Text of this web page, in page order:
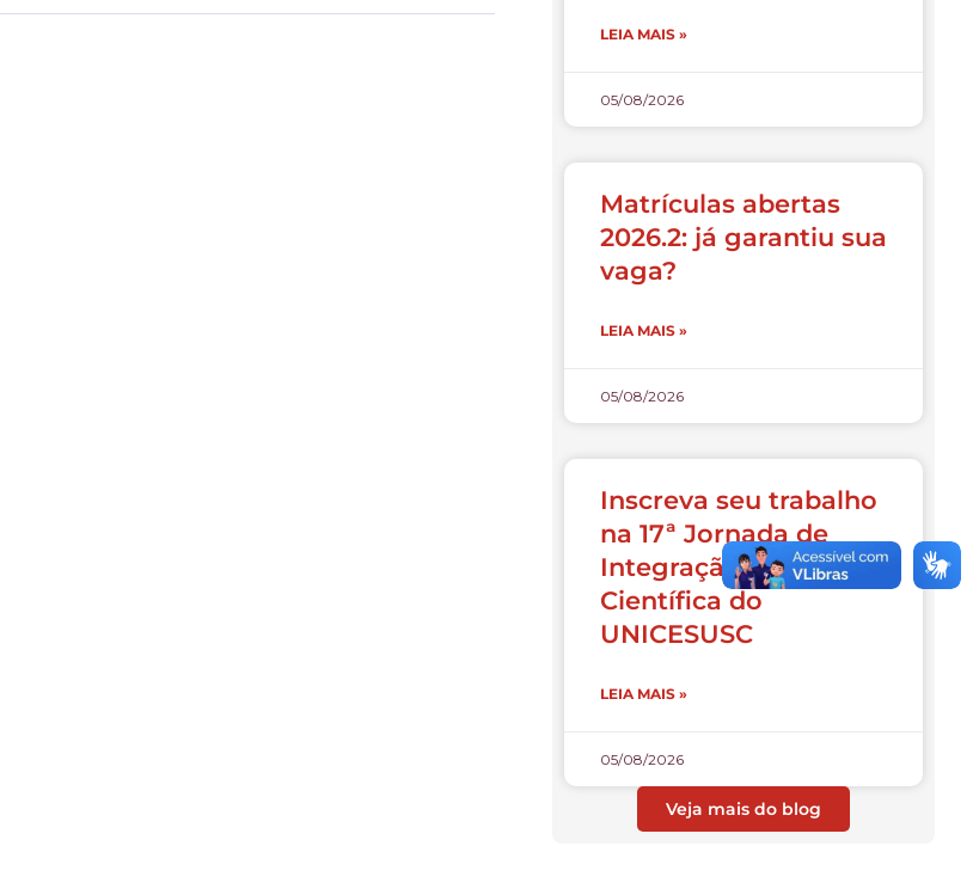
LEIA MAIS »
05/08/2026
Matrículas abertas
2026.2: já garantiu sua
vaga?
LEIA MAIS »
05/08/2026
Inscreva seu trabalho
na 17ª Jornada de
Integração e Iniciação
Científica do
UNICESUSC
LEIA MAIS »
05/08/2026
Veja mais do blog